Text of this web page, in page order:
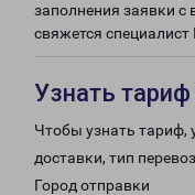
заполнения заявки с
свяжется специалист
Узнать
Чтобы узнать тариф,
доставки, тип
Город отправки